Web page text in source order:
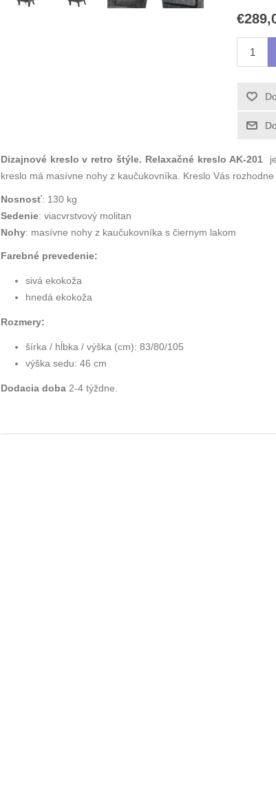
Dizajnové kreslo v retro štýle. Relaxačné kreslo AK-201
kreslo má masívne nohy z kaučukovníka. Kreslo Vás
Nosnosť: 130 kg
Sedenie: viacvrstvový molitan
Nohy: masívne nohy z kaučukovníka s čiernym lakom
Farebné prevedenie:
sivá ekokoža
hnedá ekokoža
Rozmery:
šírka / hĺbka / výška (cm): 83/80/105
výška sedu: 46 cm
Dodacia doba2-4 týždne.